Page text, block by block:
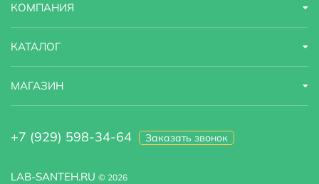
LAB-SANTEH.RU © 2026
КОМПАНИЯ
КАТАЛОГ
МАГАЗИН
+7 (929) 598-34-64 Заказать звонок